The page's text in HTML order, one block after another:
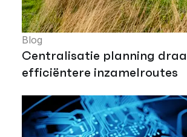
Blog
Centralisatie planning
efficiëntere inzamelroutes